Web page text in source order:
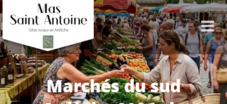
Marchés du sud